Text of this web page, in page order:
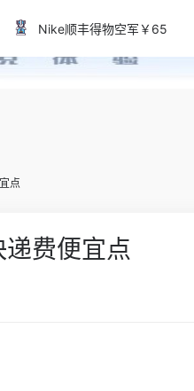
Nike顺丰得物空军￥65
点
费便宜点